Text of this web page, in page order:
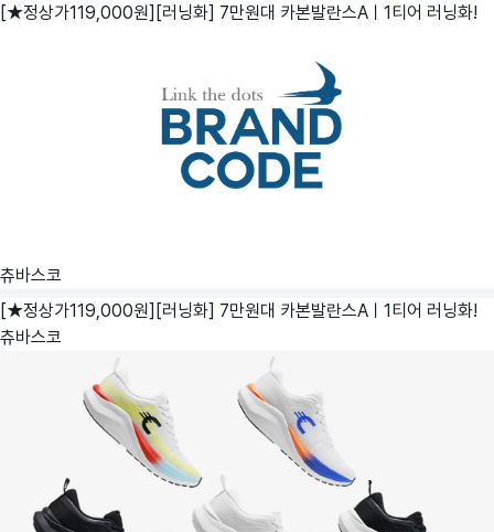
[★정상가119,000원][러닝화] 7만원대 카본발란스Aㅣ1티어 러닝화!
츄바스코
[★정상가119,000원][러닝화] 7만원대 카본발란스Aㅣ1티어 러닝화!
츄바스코